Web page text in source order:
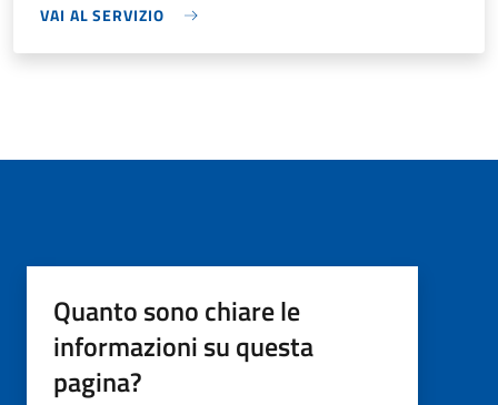
VAI AL SERVIZIO
Quanto sono chiare le
informazioni su questa
pagina?